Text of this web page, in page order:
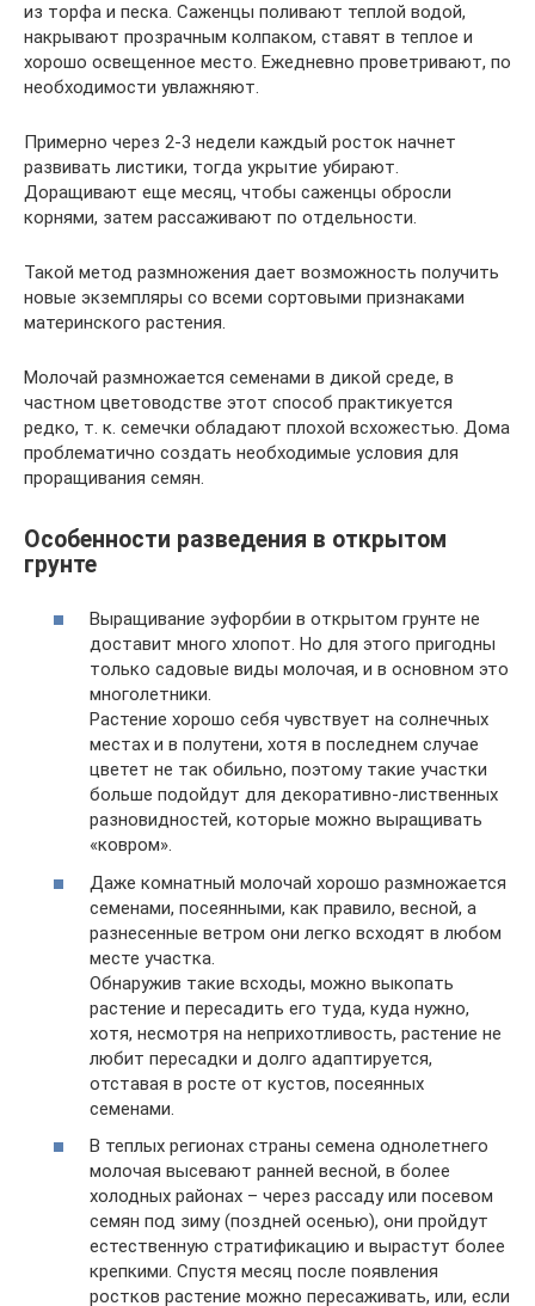
из торфа и песка. Саженцы поливают теплой водой,
накрывают прозрачным колпаком, ставят в теплое и
хорошо освещенное место. Ежедневно проветривают, по
необходимости увлажняют.
Примерно через 2-3 недели каждый росток начнет
развивать листики, тогда укрытие убирают.
Доращивают еще месяц, чтобы саженцы обросли
корнями, затем рассаживают по отдельности.
Такой метод размножения дает возможность получить
новые экземпляры со всеми сортовыми признаками
материнского растения.
Молочай размножается семенами в дикой среде, в
частном цветоводстве этот способ практикуется
редко, т. к. семечки обладают плохой всхожестью. Дома
проблематично создать необходимые условия для
проращивания семян.
Особенности разведения в открытом
грунте
Выращивание эуфорбии в открытом грунте не
доставит много хлопот. Но для этого пригодны
только садовые виды молочая, и в основном это
многолетники.
Растение хорошо себя чувствует на солнечных
местах и в полутени, хотя в последнем случае
цветет не так обильно, поэтому такие участки
больше подойдут для декоративно-лиственных
разновидностей, которые можно выращивать
«ковром».
Даже комнатный молочай хорошо размножается
семенами, посеянными, как правило, весной, а
разнесенные ветром они легко всходят в любом
месте участка.
Обнаружив такие всходы, можно выкопать
растение и пересадить его туда, куда нужно,
хотя, несмотря на неприхотливость, растение не
любит пересадки и долго адаптируется,
отставая в росте от кустов, посеянных
семенами.
В теплых регионах страны семена однолетнего
молочая высевают ранней весной, в более
холодных районах – через рассаду или посевом
семян под зиму (поздней осенью), они пройдут
естественную стратификацию и вырастут более
крепкими. Спустя месяц после появления
ростков растение можно пересаживать, или, если